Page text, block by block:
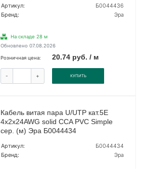
Артикул:
Б0044436
Бренд:
Эра
На складе 28 м
Обновлено 07.08.2026
Розничная цена: 20.74 руб. / м
- + КУПИТЬ
Кабель витая пара U/UTP кат.5E
4х2х24AWG solid CCA PVC Simple
сер. (м) Эра Б0044434
Артикул:
Б0044434
Бренд:
Эра